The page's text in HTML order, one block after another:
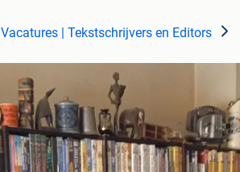
Vacatures | Tekstschrijvers en Editors